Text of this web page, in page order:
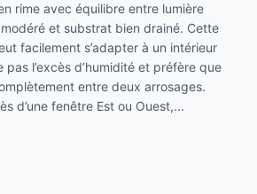
rime avec équilibre entre lumière
et substrat bien drainé. Cette
facilement s’adapter à un intérieur
l’excès d’humidité et préfère que
entre deux arrosages.
d’une fenêtre Est ou Ouest,...